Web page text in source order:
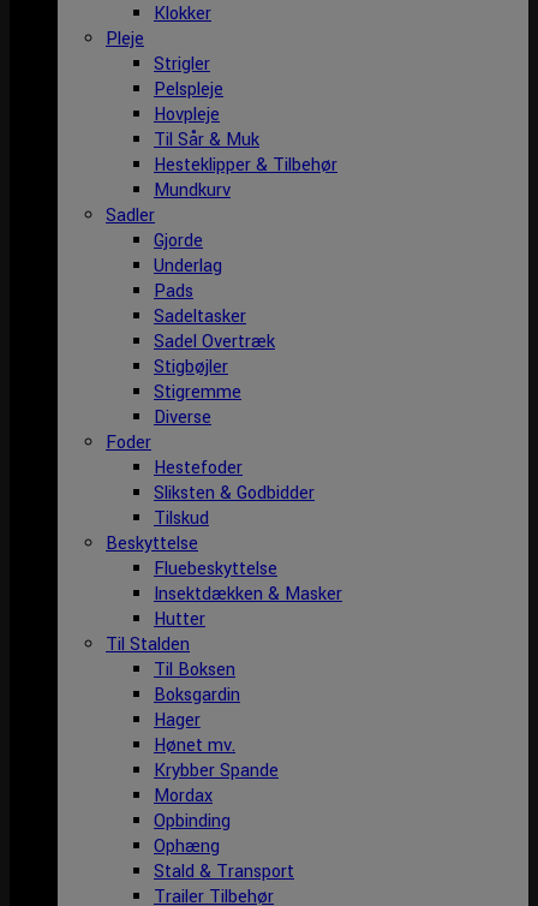
Klokker
Pleje
Strigler
Pelspleje
Hovpleje
Til Sår & Muk
Hesteklipper & Tilbehør
Mundkurv
Sadler
Gjorde
Underlag
Pads
Sadeltasker
Sadel Overtræk
Stigbøjler
Stigremme
Diverse
Foder
Hestefoder
Sliksten & Godbidder
Tilskud
Beskyttelse
Fluebeskyttelse
Insektdækken & Masker
Hutter
Til Stalden
Til Boksen
Boksgardin
Hager
Hønet mv.
Krybber Spande
Mordax
Opbinding
Ophæng
Stald & Transport
Trailer Tilbehør